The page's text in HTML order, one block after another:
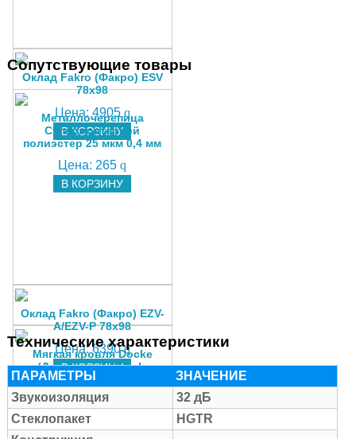
Оклад Fakro (Факро) ESV
78х98
Цена: 4905 q
В КОРЗИНУ
Оклад Fakro (Факро) EZV-
A/EZV-P 78x98
Цена:6390 q
В КОРЗИНУ
Сопутствующие товары
Металлочерепица
Супермонтеррей
полиэстер 25 мкм 0,4 мм
Цена: 265 q
В КОРЗИНУ
Мягкая кровля Docke
(Деке) серия Simple
коллекция Сота
Цена:287
В КОРЗИНУ
Технические характеристики
ПАРАМЕТРЫ
ЗНАЧЕНИЕ
Звукоизоляция
32 дБ
Стеклопакет
HGTR